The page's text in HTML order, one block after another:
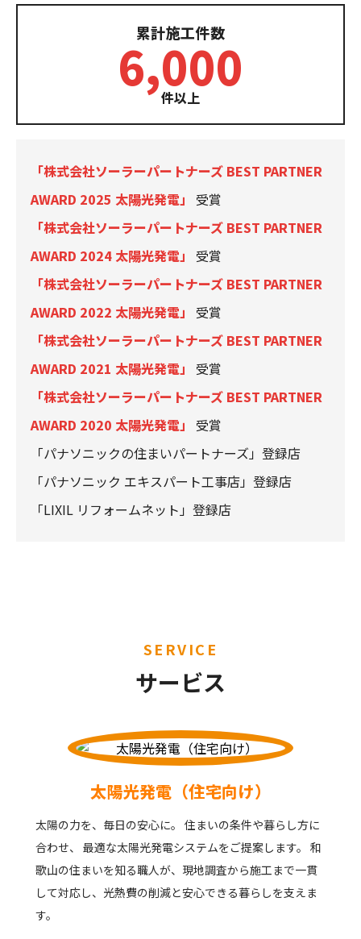
累計施工件数
6,000
件以上
「株式会社ソーラーパートナーズ BEST PARTNER
AWARD 2025 太陽光発電」
受賞
「株式会社ソーラーパートナーズ BEST PARTNER
AWARD 2024 太陽光発電」
受賞
「株式会社ソーラーパートナーズ BEST PARTNER
AWARD 2022 太陽光発電」
受賞
「株式会社ソーラーパートナーズ BEST PARTNER
AWARD 2021 太陽光発電」
受賞
「株式会社ソーラーパートナーズ BEST PARTNER
AWARD 2020 太陽光発電」
受賞
「パナソニックの住まいパートナーズ」登録店
「パナソニック エキスパート工事店」登録店
「LIXIL リフォームネット」登録店
SERVICE
サービス
太陽光発電（住宅向け）
太陽の力を、毎日の安心に。 住まいの条件や暮らし方に
合わせ、 最適な太陽光発電システムをご提案します。 和
歌山の住まいを知る職人が、現地調査から施工まで一貫
して対応し、光熱費の削減と安心できる暮らしを支えま
す。